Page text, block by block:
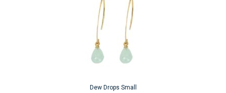
Dew Drops Small